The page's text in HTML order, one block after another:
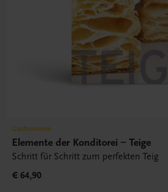
Gastronomie
Elemente der Konditorei – Teige
Schritt für Schritt zum perfekten Teig
€ 64,90